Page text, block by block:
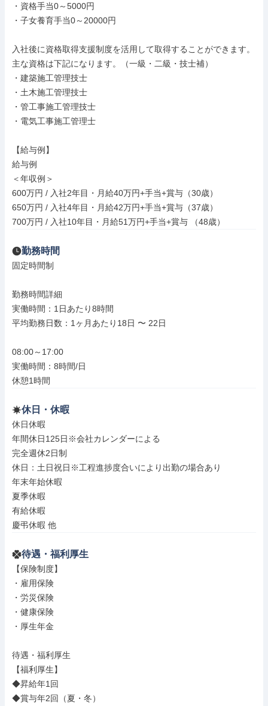
・資格手当0～5000円
・子女養育手当0～20000円
入社後に資格取得支援制度を活用して取得することができます。
主な資格は下記になります。（一級・二級・技士補）
・建築施工管理技士
・土木施工管理技士
・管工事施工管理技士
・電気工事施工管理士
【給与例】
給与例
＜年収例＞
600万円 / 入社2年目・月給40万円+手当+賞与（30歳）
650万円 / 入社4年目・月給42万円+手当+賞与（37歳）
700万円 / 入社10年目・月給51万円+手当+賞与 （48歳）
勤務時間
固定時間制
勤務時間詳細
実働時間：1日あたり8時間
平均勤務日数：1ヶ月あたり18日 〜 22日
08:00～17:00
実働時間：8時間/日
休憩1時間
休日・休暇
休日休暇
年間休日125日※会社カレンダーによる
完全週休2日制
休日：土日祝日※工程進捗度合いにより出勤の場合あり
年末年始休暇
夏季休暇
有給休暇
慶弔休暇 他
待遇・福利厚生
【保険制度】
・雇用保険
・労災保険
・健康保険
・厚生年金
待遇・福利厚生
【福利厚生】
◆昇給年1回
◆賞与年2回（夏・冬）